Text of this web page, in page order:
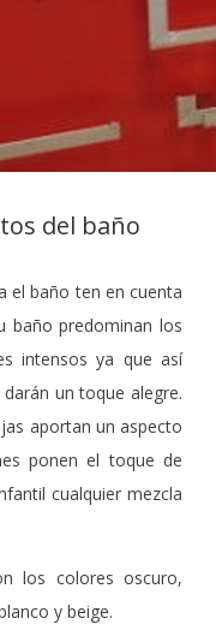
del baño
el baño ten en cuenta
baño predominan los
intensos ya que así
un toque alegre.
aportan un aspecto
ponen el toque de
cualquier mezcla
los colores oscuro,
y beige.